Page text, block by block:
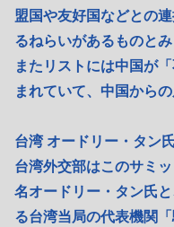
盟国や友好国などとの
るねらいがあるものとみ
またリストには中国が
まれていて、中国から
台湾 オードリー・タン
台湾外交部はこのサミ
名オードリー・タン氏
る台湾当局の代表機関